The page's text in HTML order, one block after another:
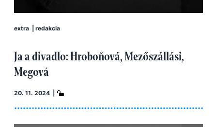
extra redakcia
Ja a divadlo: Hroboňová, Mezőszállási,
Megová
20. 11. 2024 |